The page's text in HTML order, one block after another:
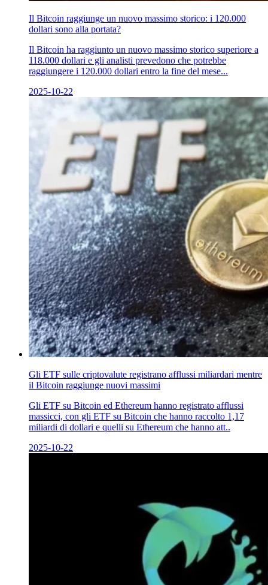
Il Bitcoin raggiunge un nuovo massimo storico: i 120.000
dollari sono alla portata?
Il Bitcoin ha raggiunto un nuovo massimo storico superiore a
118.000 dollari e gli analisti prevedono che potrebbe
raggiungere i 120.000 dollari entro la fine del mese...
2025-10-22
Gli ETF sulle criptovalute registrano afflussi miliardari mentre
il Bitcoin raggiunge nuovi massimi
Gli ETF su Bitcoin ed Ethereum hanno registrato afflussi
massicci, con gli ETF su Bitcoin che hanno raccolto 1,17
miliardi di dollari e quelli su Ethereum che hanno att..
2025-10-22